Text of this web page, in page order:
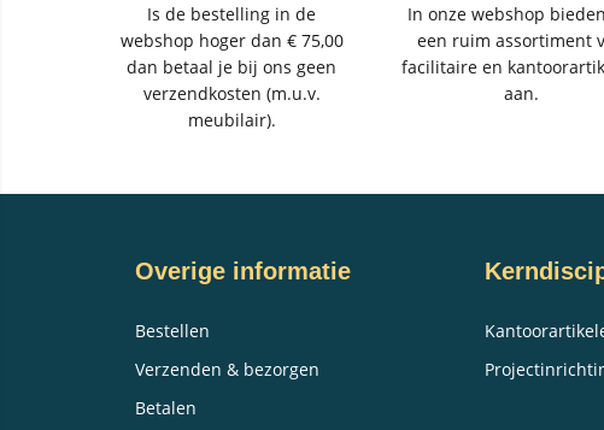
Is de bestelling in de
webshop hoger dan € 75,00
dan betaal je bij ons geen
verzendkosten (m.u.v.
meubilair).
In onze webshop
een ruim assortiment
facilitaire en
aan.
Overige informatie
Bestellen
Verzenden & bezorgen
Betalen